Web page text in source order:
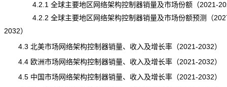
4.2.1 全球主要地区网络架构控制器销量及市场份额（2021-
4.2.2 全球主要地区网络架构控制器销量及市场份额预测（
2032）
4.3 北美市场网络架构控制器销量、收入及增长率（2021-2032）
4.4 欧洲市场网络架构控制器销量、收入及增长率（2021-2032）
4.5 中国市场网络架构控制器销量、收入及增长率（2021-2032）